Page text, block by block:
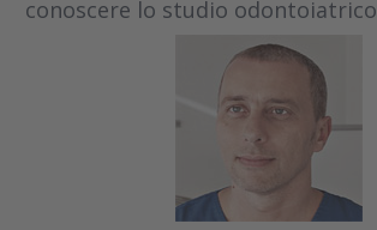
conoscere lo studio odontoiatrico